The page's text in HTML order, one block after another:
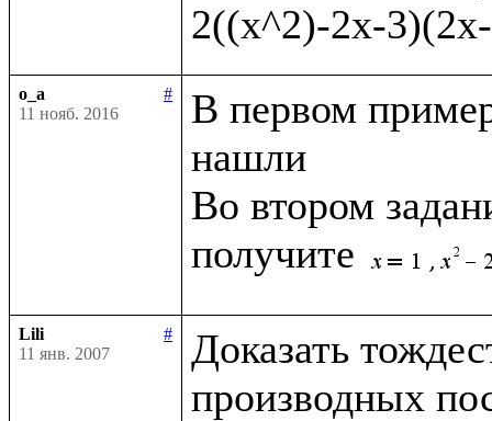
o_a
#
11 нояб. 2016
В первом
нашли
Во втором
получите
Lili
#
11 янв. 2007
Доказать
производных